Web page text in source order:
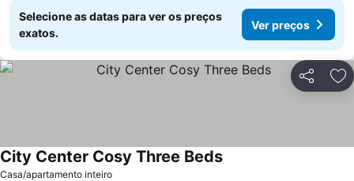
Selecione as datas para ver os preços
exatos.
Ver preços
Partilhar
Casa/apartamento inteiro
City Center Cosy Three BedsVer preços